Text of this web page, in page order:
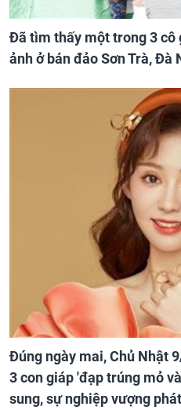
Đã tìm thấy một trong 3 cô
ảnh ở bán đảo Sơn Trà, Đà
Đúng ngày mai, Chủ Nhật
3 con giáp 'đạp trúng mỏ
sung, sự nghiệp vượng phát